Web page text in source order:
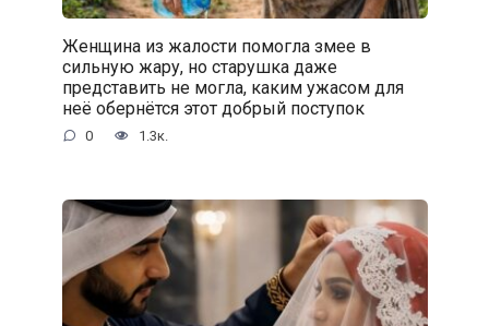
Женщина из жалости помогла змее в
сильную жару, но старушка даже
представить не могла, каким ужасом для
неё обернётся этот добрый поступок
0 1.3к.